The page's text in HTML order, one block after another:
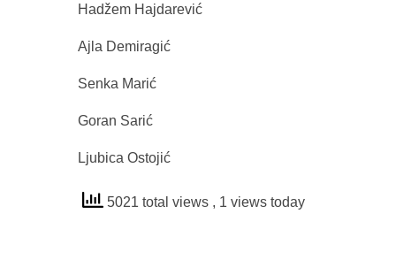
Hadžem Hajdarević
Ajla Demiragić
Senka Marić
Goran Sarić
Ljubica Ostojić
5021 total views , 1 views today